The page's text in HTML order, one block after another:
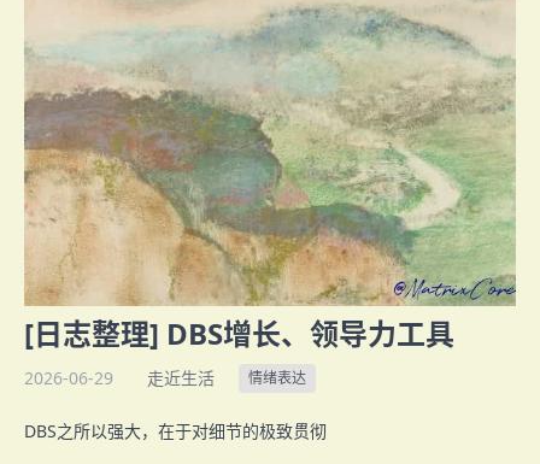
[日志整理] DBS增长、领导力工具
2026-06-29 走近生活 情绪表达
DBS之所以强大，在于对细节的极致贯彻